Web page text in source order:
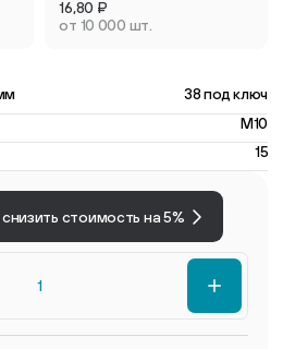
16,80 ₽
от 10 000 шт.
38 под ключ
M10
15
стоимость на 5%